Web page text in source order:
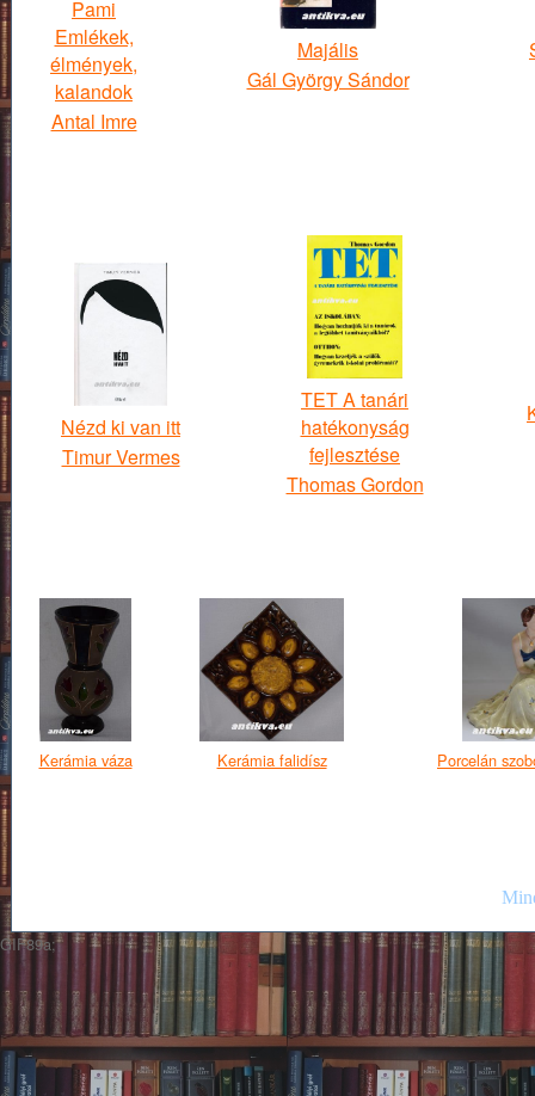
Pami
Emlékek,
élmények,
kalandok
Antal Imre
Majális
Gál György Sándor
Nézd ki van itt
Timur Vermes
TET A tanári
hatékonyság
fejlesztése
Thomas Gordon
Kerámia váza Kerámia falidísz Porcelán
GIF89a;